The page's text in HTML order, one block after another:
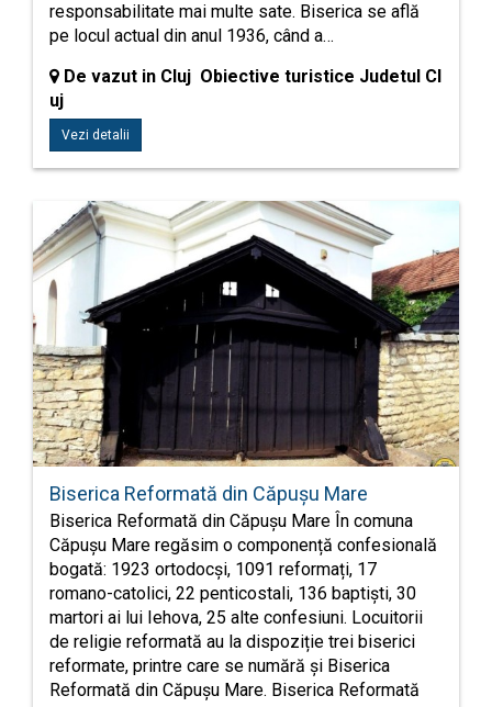
responsabilitate mai multe sate. Biserica se află
pe locul actual din anul 1936, când a…
De vazut in Cluj Obiective turistice Judetul Cl
uj
Vezi detalii
Biserica Reformată din Căpușu Mare
Biserica Reformată din Căpușu Mare În comuna
Căpușu Mare regăsim o componență confesională
bogată: 1923 ortodocși, 1091 reformați, 17
romano-catolici, 22 penticostali, 136 baptiști, 30
martori ai lui Iehova, 25 alte confesiuni. Locuitorii
de religie reformată au la dispoziție trei biserici
reformate, printre care se numără și Biserica
Reformată din Căpușu Mare. Biserica Reformată